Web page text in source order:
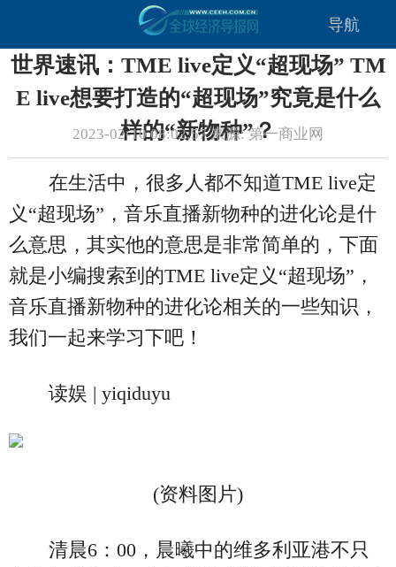
导航
世界速讯：TME live定义“超现场” TM
E live想要打造的“超现场”究竟是什么
样的“新物种”？
2023-02-10 08:02:57 来源: 第一商业网
在生活中，很多人都不知道TME live定
义“超现场”，音乐直播新物种的进化论是什
么意思，其实他的意思是非常简单的，下面
就是小编搜索到的TME live定义“超现场”，
音乐直播新物种的进化论相关的一些知识，
我们一起来学习下吧！
读娱 | yiqiduyu
(资料图片)
清晨6：00，晨曦中的维多利亚港不只